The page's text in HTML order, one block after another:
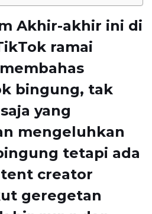
Akhir-akhir ini di
ramai
bingung, tak
yang
mengeluhkan
tetapi ada
creator
geregetan